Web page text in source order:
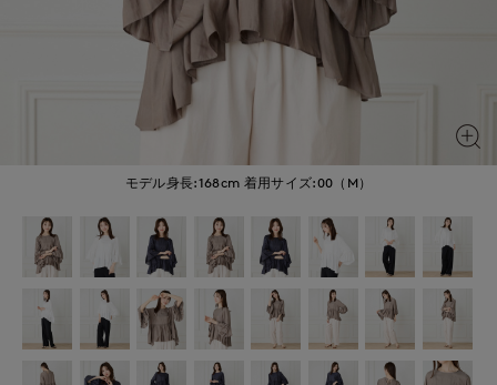
モデル身長:168cm 着用サイズ:00（M）